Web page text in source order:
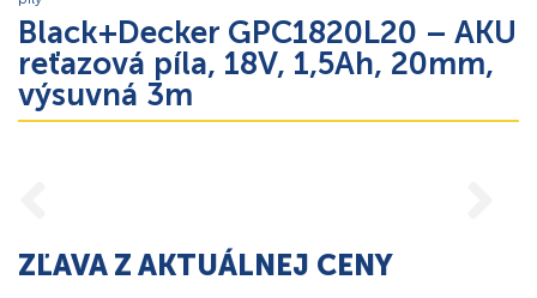
Black+Decker GPC1820L20 – AKU
reťazová píla, 18V, 1,5Ah, 20mm,
výsuvná 3m
ZĽAVA Z AKTUÁLNEJ CENY